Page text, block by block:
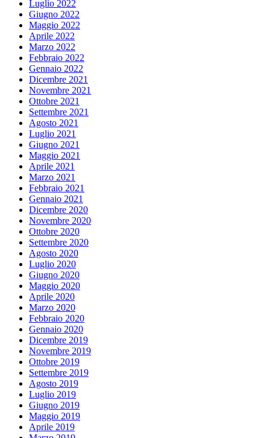
Luglio 2022
Giugno 2022
Maggio 2022
Aprile 2022
Marzo 2022
Febbraio 2022
Gennaio 2022
Dicembre 2021
Novembre 2021
Ottobre 2021
Settembre 2021
Agosto 2021
Luglio 2021
Giugno 2021
Maggio 2021
Aprile 2021
Marzo 2021
Febbraio 2021
Gennaio 2021
Dicembre 2020
Novembre 2020
Ottobre 2020
Settembre 2020
Agosto 2020
Luglio 2020
Giugno 2020
Maggio 2020
Aprile 2020
Marzo 2020
Febbraio 2020
Gennaio 2020
Dicembre 2019
Novembre 2019
Ottobre 2019
Settembre 2019
Agosto 2019
Luglio 2019
Giugno 2019
Maggio 2019
Aprile 2019